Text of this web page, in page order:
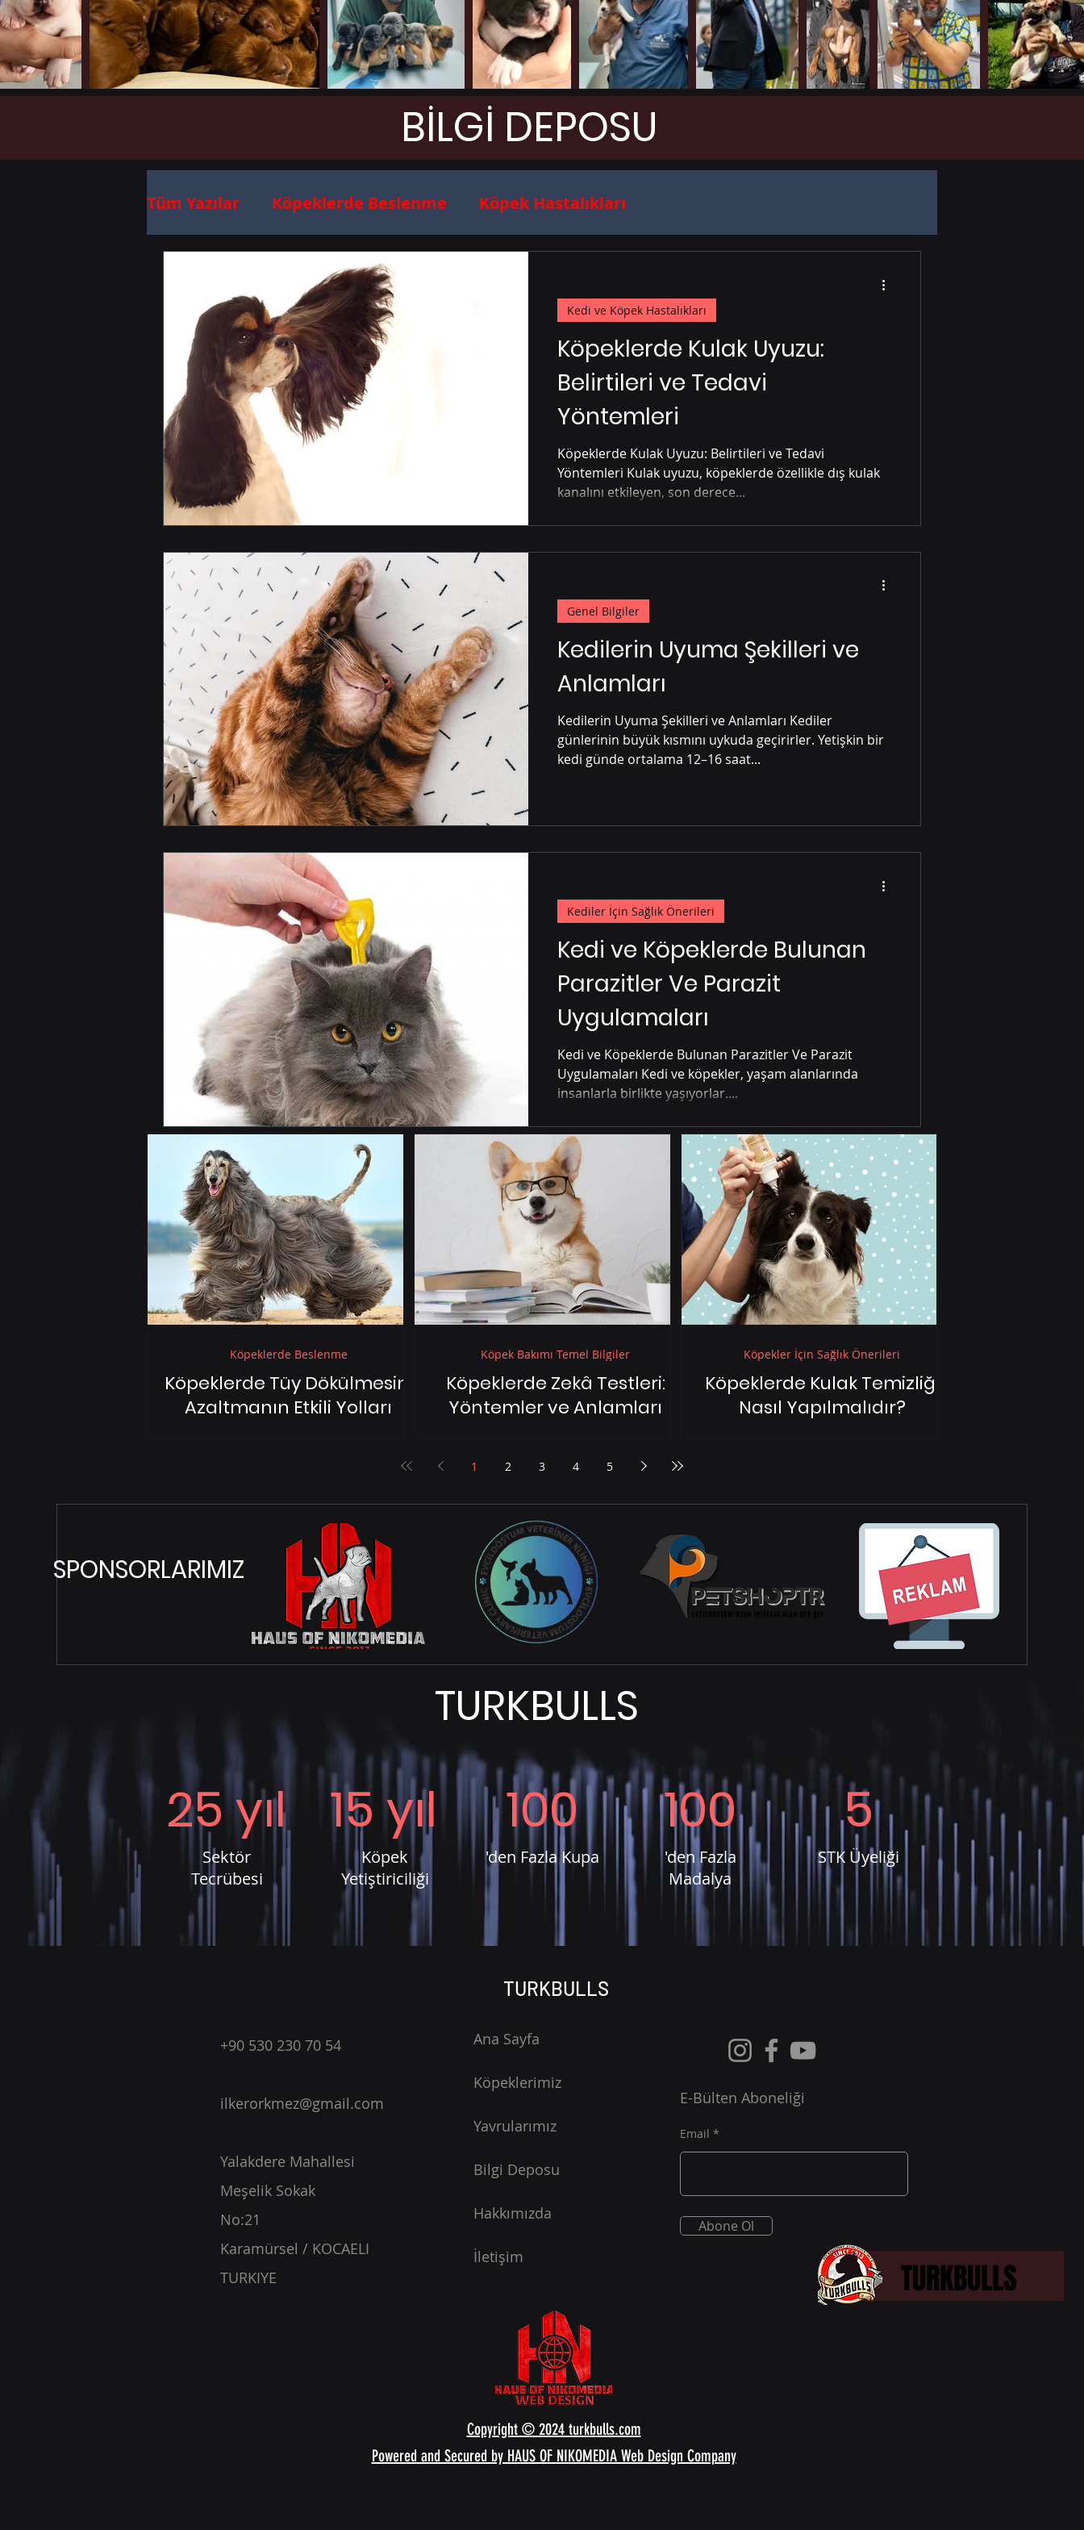
BİLGİ DEPOSU
Tüm Yazılar Köpeklerde Beslenme Köpek Hastalıkları
Köpek Irkları Özell. FCI Standartl.
Köpeklerde Beslenme Kedilerde Beslenme
Köpekler İçin Sağlık Önerileri Kediler İçin Sağlık Önerileri Köpeklerde Beslenme
Köpek Hastalıkları Köpek Irkları Özell. FCI Standartl. Köpekler İçin Sağlık Önerileri
Köpekler İçin Sağlık Önerileri Köpek Bakımı Temel Bilgiler Kedi Hastalıkları
Genel Bilgiler Kedi Bakımı Temel Bilgiler
Köpeklerde Kulak Uyuzu:
Belirtileri ve Tedavi
Yöntemleri
Köpeklerde Kulak Uyuzu: Belirtileri ve Tedavi
Yöntemleri Kulak uyuzu, köpeklerde özellikle dış kulak
kanalını etkileyen, son derece...
Kedi ve Köpek Hastalıkları
Kedilerin Uyuma Şekilleri ve
Anlamları
Kedilerin Uyuma Şekilleri ve Anlamları Kediler
günlerinin büyük kısmını uykuda geçirirler. Yetişkin bir
kedi günde ortalama 12–16 saat...
Genel Bilgiler
Kedi ve Köpeklerde Bulunan
Parazitler Ve Parazit
Uygulamaları
Kedi ve Köpeklerde Bulunan Parazitler Ve Parazit
Uygulamaları Kedi ve köpekler, yaşam alanlarında
insanlarla birlikte yaşıyorlar....
Kediler İçin Sağlık Önerileri
Köpeklerde Tüy Dökülmesini
Azaltmanın Etkili Yolları
Köpeklerde Beslenme
Köpeklerde Zekâ Testleri:
Yöntemler ve Anlamları
Anlamları Köpeklerin zekâsı, sahipleriyle
Köpek Bakımı Temel Bilgiler
Köpeklerde Kulak Temizliği
Nasıl Yapılmalıdır?
Köpekler İçin Sağlık Önerileri
1 2 3 4 5
TURKBULLS
TURKBULLS
SPONSORLARIMIZ
TURKBULLS
25 yıl
Sektör
Tecrübesi
15 yıl
Köpek
Yetiştiriciliği
100
'den Fazla Kupa
100
'den Fazla
Madalya
5
STK Üyeliği
+90 530 230 70 54
ilkerorkmez@gmail.com
Yalakdere Mahallesi
Meşelik Sokak
No:21
Karamürsel / KOCAELI
TURKIYE
TURKBULLS
Ana Sayfa
Köpeklerimiz
Yavrularımız
Bilgi Deposu
Hakkımızda
İletişim
E-Bülten Aboneliği
Email
Abone Ol
Copyright © 2024 turkbulls.com
Powered and Secured by HAUS OF NIKOMEDIA Web Design Company